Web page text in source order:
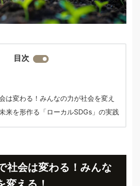
目次
は変わる！みんなの力が社会を変え
来を形作る「ローカルSDGs」の実践
社会は変わる！みんな